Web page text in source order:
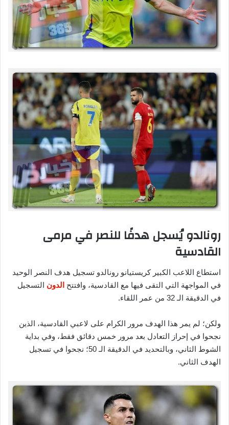
رونالدو يُسجل هدفًا للنصر في مرمى
القادسية
استطاع اللاعب الكبير كريستيانو رونالدو تسجيل هدف النصر الوحيد
في المواجهة التي التقى فيها مع القادسية، وافتتح الدون التسجيل
في الدقيقة الـ 32 من عمر اللقاء.
ولكن؛ لم يمر هذا الهدف مرور الكرام على لاعبي القادسية، الذين
نجحوا في إحراز التعادل بعد مرور خمس دقائق فقط، وفي بداية
الشوط الثاني، وبالتحديد في الدقيقة الـ 50؛ نجحوا في تسجيل
الهدف الثاني.